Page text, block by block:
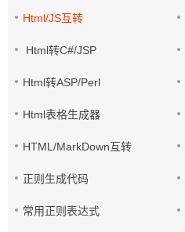
Html/JS互转
Html转C#/JSP
Html转ASP/Perl
Html表格生成器
HTML/MarkDown互转
正则生成代码
常用正则表达式